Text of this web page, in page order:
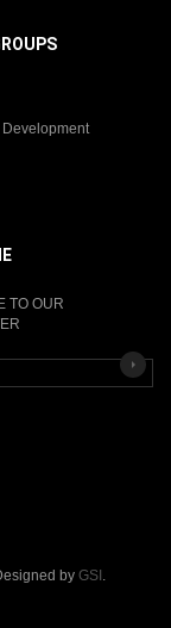
Development
TO OUR
by GSI .